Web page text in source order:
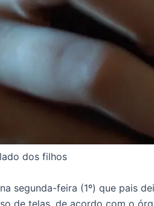
dos filhos
segunda-feira (1º) que pais